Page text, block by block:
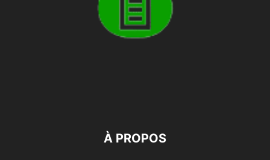
À PROPOS